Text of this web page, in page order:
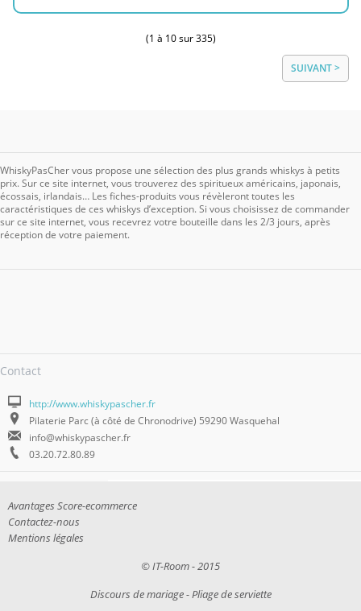
(1 à 10 sur 335)
SUIVANT >
WhiskyPasCher vous propose une sélection des plus grands whiskys à petits
prix. Sur ce site internet, vous trouverez des spiritueux américains, japonais,
écossais, irlandais… Les fiches-produits vous révèleront toutes les
caractéristiques de ces whiskys d’exception. Si vous choisissez de commander
sur ce site internet, vous recevrez votre bouteille dans les 2/3 jours, après
réception de votre paiement.
Contact
http://www.whiskypascher.fr
Pilaterie Parc (à côté de Chronodrive) 59290 Wasquehal
info@whiskypascher.fr
03.20.72.80.89
Avantages Score-ecommerce
Contactez-nous
Mentions légales
©IT-Room- 2015
Discours de mariage-Pliage de serviette